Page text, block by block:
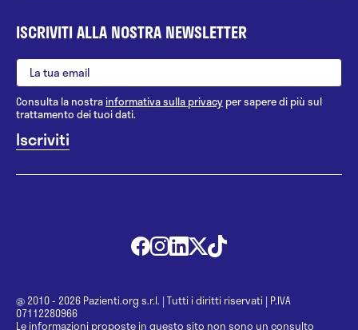
ISCRIVITI ALLA NOSTRA NEWSLETTER
Consulta la nostrainformativa sulla privacy per sapere di più sul
trattamento dei tuoi dati.
@ 2010 - 2026 Pazienti.org s.r.l. | Tutti i diritti riservati | P.IVA
07112280966
Le informazioni proposte in questo sito non sono un consulto